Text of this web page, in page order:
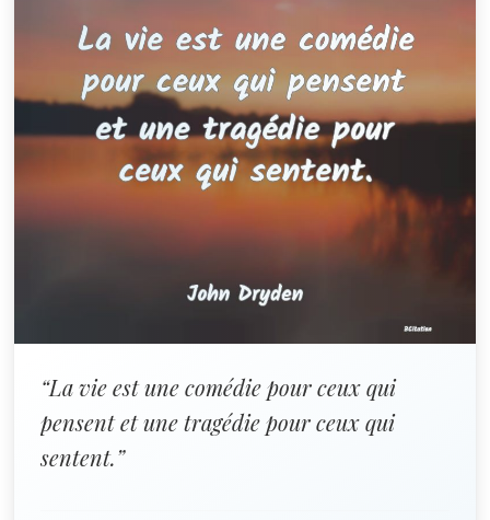
“La vie est une comédie pour ceux qui
pensent et une tragédie pour ceux qui
sentent.”